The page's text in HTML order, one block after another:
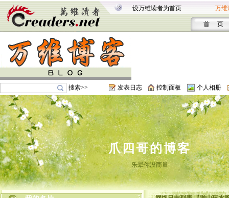
设万维读者为首页 万维
首 页
搜索>> 发表日志 控制面板 个人相册
爪四哥的博客
乐晕你没商量